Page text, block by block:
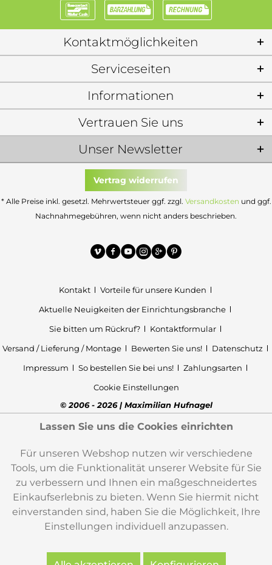
Kontaktmöglichkeiten
Serviceseiten
Informationen
Unser Newsletter
Vertrauen Sie uns
Vertrag widerrufen
* Alle Preise inkl. gesetzl. Mehrwertsteuer ggf. zzgl. Versandkosten und ggf.
Nachnahmegebühren, wenn nicht anders beschrieben.
Kontakt
Vorteile für unsere Kunden
Aktuelle Neuigkeiten der Einrichtungsbranche
Sie bitten um Rückruf?
Kontaktformular
Versand / Lieferung / Montage
Bewerten Sie uns!
Datenschutz
Impressum
So bestellen Sie bei uns!
Zahlungsarten
Cookie Einstellungen
© 2006 - 2026 | Maximilian Hufnagel
Lassen Sie uns die Cookies einrichten
Für unseren Webshop nutzen wir verschiedene
Tools, um die Funktionalität unserer Website für Sie
zu verbessern und Ihnen ein maßgeschneidertes
Einkaufserlebnis zu bieten. Wenn Sie hiermit nicht
einverstanden sind, haben Sie die Möglichkeit, Ihre
Einstellungen individuell anzupassen.